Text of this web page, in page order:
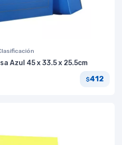
Azul 45 x 33.5 x 25.5cm
$412